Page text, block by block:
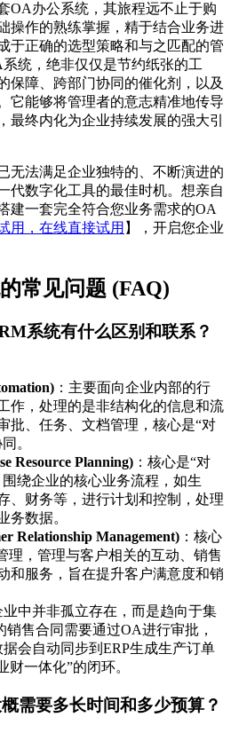
OA办公系统，其旅程远不止于购
操作的熟练掌握，精于结合业务进
于正确的选型策略和与之匹配的管
统，绝非仅仅是节约纸张的工
保障、跨部门协同的催化剂，以及
它能够将管理者的意志精准地传导
最终内化为企业持续发展的强大引
无法满足企业独特的、不断演进的
代数字化工具的最佳时机。想亲自
建一套完全符合您业务需求的OA
用，在线直接试用 】，开启您企业
常见问题 (FAQ)
系统有什么区别和联系？
：主要面向企业内部的行
作，处理的是非结构化的信息和流
批、任务、文档管理，核心是“对
。
Resource Planning) ：核心是“对
绕企业的核心业务流程，如生
、财务等，进行计划和控制，处理
务数据。
Relationship Management) ：核心
理，管理与客户相关的互动、销售
和服务，旨在提升客户满意度和销
业中并非孤立存在，而是趋向于集
销售合同需要通过OA进行审批，
会自动同步到ERP生成生产订单
财一体化”的闭环。
需要多长时间和多少预算？